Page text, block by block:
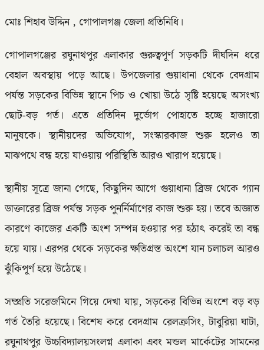
মোঃ শিহাব উদ্দিন , গোপালগঞ্জ জেলা প্রতিনিধি।
গোপালগঞ্জের রঘুনাথপুর এলাকার গুরুত্বপূর্ণ সড়কটি দীর্ঘদিন ধরে
বেহাল অবস্থায় পড়ে আছে। উপজেলার গুয়াধানা থেকে বেদগ্রাম
পর্যন্ত সড়কের বিভিন্ন স্থানে পিচ ও খোয়া উঠে সৃষ্টি হয়েছে অসংখ্য
ছোট-বড় গর্ত। এতে প্রতিদিন দুর্ভোগ পোহাতে হচ্ছে হাজারো
মানুষকে। স্থানীয়দের অভিযোগ, সংস্কারকাজ শুরু হলেও তা
মাঝপথে বন্ধ হয়ে যাওয়ায় পরিস্থিতি আরও খারাপ হয়েছে।
স্থানীয় সূত্রে জানা গেছে, কিছুদিন আগে গুয়াধানা ব্রিজ থেকে গ্যান
ডাক্তারের ব্রিজ পর্যন্ত সড়ক পুনর্নির্মাণের কাজ শুরু হয়। তবে অজ্ঞাত
কারণে কাজের একটি অংশ সম্পন্ন হওয়ার পর হঠাৎ করেই তা বন্ধ
হয়ে যায়। এরপর থেকে সড়কের ক্ষতিগ্রস্ত অংশে যান চলাচল আরও
ঝুঁকিপূর্ণ হয়ে উঠেছে।
সম্প্রতি সরেজমিনে গিয়ে দেখা যায়, সড়কের বিভিন্ন অংশে বড় বড়
গর্ত তৈরি হয়েছে। বিশেষ করে বেদগ্রাম রেলক্রসিং, টাবুরিয়া ঘাটা,
রঘুনাথপুর উচ্চবিদ্যালয়সংলগ্ন এলাকা এবং মন্ডল মার্কেটের সামনের